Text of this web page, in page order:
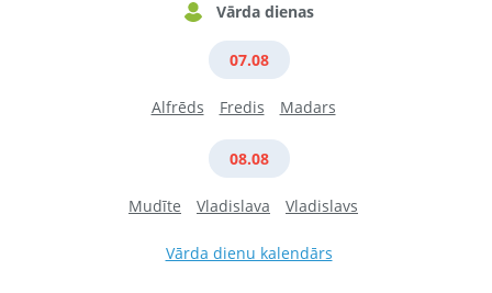
Vārda dienas
07.08
Alfrēds Fredis Madars
08.08
Mudīte Vladislava Vladislavs
Vārda dienu kalendārs